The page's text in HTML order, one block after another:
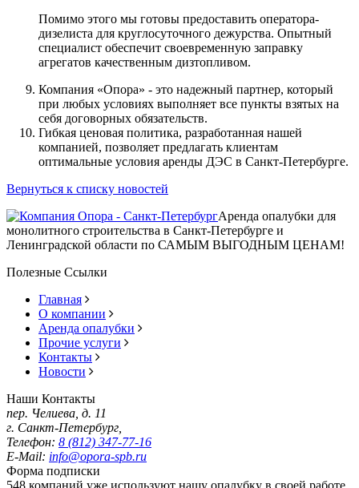
Помимо этого мы готовы предоставить оператора-
дизелиста для круглосуточного дежурства. Опытный
специалист обеспечит своевременную заправку
агрегатов качественным дизтопливом.
Компания «Опора» - это надежный партнер, который
при любых условиях выполняет все пункты взятых на
себя договорных обязательств.
Гибкая ценовая политика, разработанная нашей
компанией, позволяет предлагать клиентам
оптимальные условия аренды ДЭС в Санкт-Петербурге.
Вернуться к списку новостей
Аренда опалубки для
монолитного строительства в Санкт-Петербурге и
Ленинградской области по САМЫМ ВЫГОДНЫМ ЦЕНАМ!
Полезные Ссылки
Главная
О компании
Аренда опалубки
Прочие услуги
Контакты
Новости
Наши Контакты
пер. Челиева, д. 11
г. Санкт-Петербург,
Телефон: 8 (812) 347-77-16
E-Mail: info@opora-spb.ru
Форма подписки